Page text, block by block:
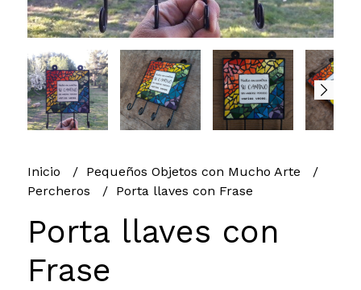
Inicio
Pequeños Objetos con Mucho Arte
Percheros
Porta llaves con Frase
Porta llaves con
Frase